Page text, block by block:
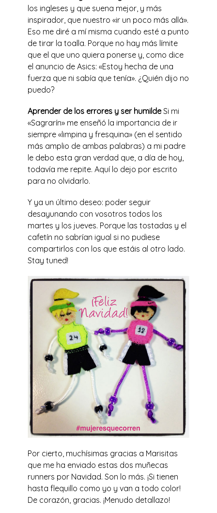
los ingleses y que suena mejor, y más
inspirador, que nuestro «ir un poco más allá».
Eso me diré a mí misma cuando esté a punto
de tirar la toalla. Porque no hay más límite
que el que uno quiera ponerse y, como dice
el anuncio de Asics: «Estoy hecha de una
fuerza que ni sabía que tenía». ¿Quién dijo no
puedo?
Aprender de los errores y ser humildeSi mi
«Sagrarín» me enseñó la importancia de ir
siempre «limpina y fresquina» (en el sentido
más amplio de ambas palabras) a mi padre
le debo esta gran verdad que, a día de hoy,
todavía me repite. Aquí lo dejo por escrito
para no olvidarlo.
Y ya un último deseo: poder seguir
desayunando con vosotros todos los
martes y los jueves. Porque las tostadas y el
cafetín no sabrían igual si no pudiese
compartirlos con los que estáis al otro lado.
Stay tuned!
Por cierto, muchísimas gracias a Marisitas
que me ha enviado estas dos muñecas
runners por Navidad. Son lo más. ¡Si tienen
hasta flequillo como yo y van a todo color!
De corazón, gracias. ¡Menudo detallazo!